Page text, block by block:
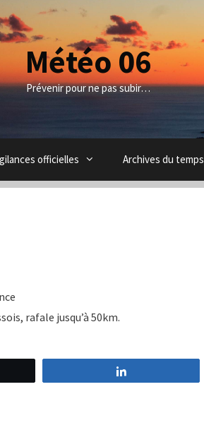
Météo 06
Prévenir pour ne pas subir…
officielles Archives du temps
rafale jusqu’à 50km.